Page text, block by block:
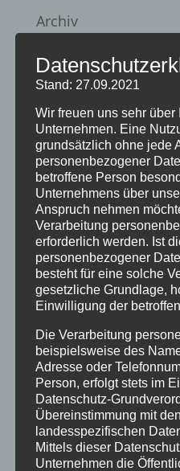
Archiv
Januar 2021
Juli 2020
März 2018
Dezember 2017
März 2017
November 2016
August 2016
Juli 2016
Juni 2016
Mai 2016
März 2016
Februar 2016
Januar 2016
November 2015
Stand: 27.09.2021
Wir freuen uns sehr über
Unternehmen. Eine
grundsätzlich ohne jede
personenbezogener
betroffene Person
Unternehmens über
Anspruch nehmen
Verarbeitung
erforderlich werden. Ist
personenbezogener
besteht für eine solche
gesetzliche Grundlage,
Einwilligung der
Die Verarbeitung
beispielsweise des
Adresse oder
Person, erfolgt stets im
Datenschutz-
Übereinstimmung mit
landesspezifischen
Mittels dieser
Unternehmen die